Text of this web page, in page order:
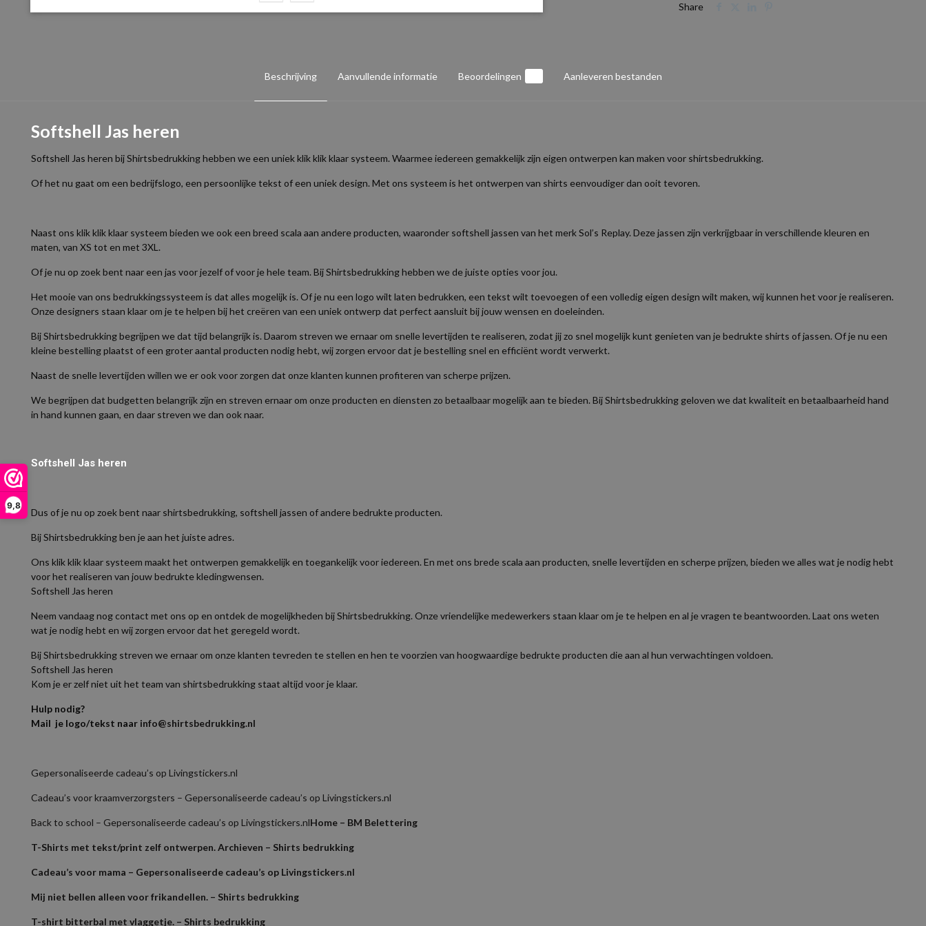
9,8
Share
Beschrijving Aanvullende informatie Beoordelingen Aanleveren bestanden
Softshell Jas heren
Softshell Jas heren bij Shirtsbedrukking hebben we een uniek klik klik klaar systeem. Waarmee iedereen gemakkelijk zijn eigen ontwerpen kan maken voor shirtsbedrukking.
Of het nu gaat om een bedrijfslogo, een persoonlijke tekst of een uniek design. Met ons systeem is het ontwerpen van shirts eenvoudiger dan ooit tevoren.
Naast ons klik klik klaar systeem bieden we ook een breed scala aan andere producten, waaronder softshell jassen van het merk Sol’s Replay. Deze jassen zijn verkrijgbaar in verschillende kleuren en
maten, van XS tot en met 3XL.
Of je nu op zoek bent naar een jas voor jezelf of voor je hele team. Bij Shirtsbedrukking hebben we de juiste opties voor jou.
Het mooie van ons bedrukkingssysteem is dat alles mogelijk is. Of je nu een logo wilt laten bedrukken, een tekst wilt toevoegen of een volledig eigen design wilt maken, wij kunnen het voor je realiseren.
Onze designers staan klaar om je te helpen bij het creëren van een uniek ontwerp dat perfect aansluit bij jouw wensen en doeleinden.
Bij Shirtsbedrukking begrijpen we dat tijd belangrijk is. Daarom streven we ernaar om snelle levertijden te realiseren, zodat jij zo snel mogelijk kunt genieten van je bedrukte shirts of jassen. Of je nu een
kleine bestelling plaatst of een groter aantal producten nodig hebt, wij zorgen ervoor dat je bestelling snel en efficiënt wordt verwerkt.
Naast de snelle levertijden willen we er ook voor zorgen dat onze klanten kunnen profiteren van scherpe prijzen.
We begrijpen dat budgetten belangrijk zijn en streven ernaar om onze producten en diensten zo betaalbaar mogelijk aan te bieden. Bij Shirtsbedrukking geloven we dat kwaliteit en betaalbaarheid hand
in hand kunnen gaan, en daar streven we dan ook naar.
Softshell Jas heren
Dus of je nu op zoek bent naar shirtsbedrukking, softshell jassen of andere bedrukte producten.
Bij Shirtsbedrukking ben je aan het juiste adres.
Ons klik klik klaar systeem maakt het ontwerpen gemakkelijk en toegankelijk voor iedereen. En met ons brede scala aan producten, snelle levertijden en scherpe prijzen, bieden we alles wat je nodig hebt
voor het realiseren van jouw bedrukte kledingwensen.
Softshell Jas heren
Neem vandaag nog contact met ons op en ontdek de mogelijkheden bij Shirtsbedrukking. Onze vriendelijke medewerkers staan klaar om je te helpen en al je vragen te beantwoorden. Laat ons weten
wat je nodig hebt en wij zorgen ervoor dat het geregeld wordt.
Bij Shirtsbedrukking streven we ernaar om onze klanten tevreden te stellen en hen te voorzien van hoogwaardige bedrukte producten die aan al hun verwachtingen voldoen.
Softshell Jas heren
Kom je er zelf niet uit het team van shirtsbedrukking staat altijd voor je klaar.
Hulp nodig?
Mail je logo/tekst naar info@shirtsbedrukking.nl
Gepersonaliseerde cadeau’s op Livingstickers.nl
Cadeau’s voor kraamverzorgsters – Gepersonaliseerde cadeau’s op Livingstickers.nl
Back to school – Gepersonaliseerde cadeau’s op Livingstickers.nlHome – BM Belettering
T-Shirts met tekst/print zelf ontwerpen. Archieven – Shirts bedrukking
Cadeau’s voor mama – Gepersonaliseerde cadeau’s op Livingstickers.nl
Mij niet bellen alleen voor frikandellen. – Shirts bedrukking
T-shirt bitterbal met vlaggetje. – Shirts bedrukking